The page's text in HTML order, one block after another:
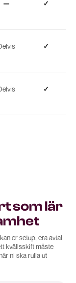
— ✓
✓
✓
som lär
er setup, era avtal
kvällsskift måste
ni ska rulla ut